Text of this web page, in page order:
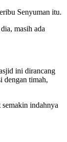
Senyuman itu.
masih ada
ini dirancang
dengan timah,
indahnya